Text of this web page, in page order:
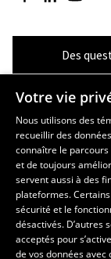
Des
Les écoles et la
École supérieure
régional
École d’architecture
École d’art
École de design
Centre de
Votre vie
Nous utilisons des
recueillir des
connaître le
et de toujours
servent aussi à des
plateformes.
sécurité et le
désactivés. D’autres
acceptés pour
de vos données